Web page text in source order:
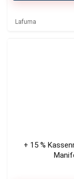
Lafuma
+ 15 %